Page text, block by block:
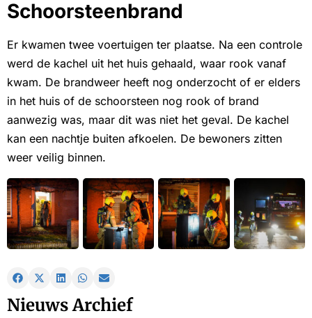
Schoorsteenbrand
Er kwamen twee voertuigen ter plaatse. Na een controle
werd de kachel uit het huis gehaald, waar rook vanaf
kwam. De brandweer heeft nog onderzocht of er elders
in het huis of de schoorsteen nog rook of brand
aanwezig was, maar dit was niet het geval. De kachel
kan een nachtje buiten afkoelen. De bewoners zitten
weer veilig binnen.
Nieuws Archief